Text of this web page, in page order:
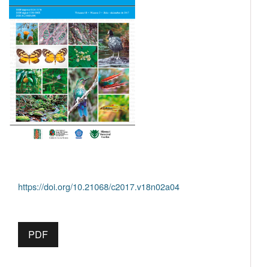
https://doi.org/10.21068/c2017.v18n02a04
PDF